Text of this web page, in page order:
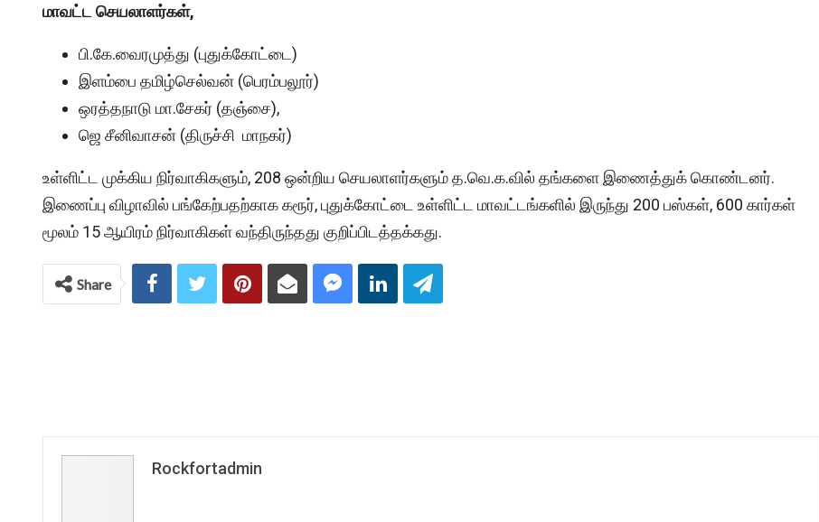
மாவட்ட செயலாளர்கள்,
பி.கே.வைரமுத்து (புதுக்கோட்டை)
இளம்பை தமிழ்செல்வன் (பெரம்பலூர்)
ஒரத்தநாடு மா.சேகர் (தஞ்சை),
ஜெ சீனிவாசன் (திருச்சி மாநகர்)
உள்ளிட்ட முக்கிய நிர்வாகிகளும், 208 ஒன்றிய செயலாளர்களும் த.வெ.க.வில் தங்களை இணைத்துக் கொண்டனர்.
இணைப்பு விழாவில் பங்கேற்பதற்காக கரூர், புதுக்கோட்டை உள்ளிட்ட மாவட்டங்களில் இருந்து 200 பஸ்கள், 600 கார்கள்
மூலம் 15 ஆயிரம் நிர்வாகிகள் வந்திருந்தது குறிப்பிடத்தக்கது.
Share
Rockfortadmin